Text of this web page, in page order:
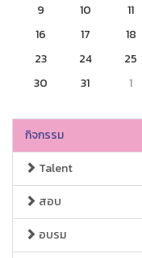
9
10 11
16
17 18
23
24 25
30
31 1
กิจกรรม
Talent
สอบ
อบรม